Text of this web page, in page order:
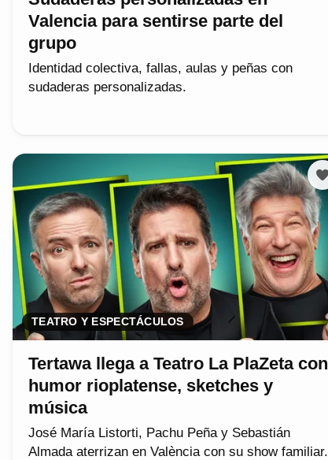
Valencia para sentirse parte del
grupo
Identidad colectiva, fallas, aulas y peñas con
sudaderas personalizadas.
TEATRO Y ESPECTÁCULOS
Tertawa llega a Teatro La PlaZeta con
humor rioplatense, sketches y
música
José María Listorti, Pachu Peña y Sebastián
Almada aterrizan en València con su show familiar.